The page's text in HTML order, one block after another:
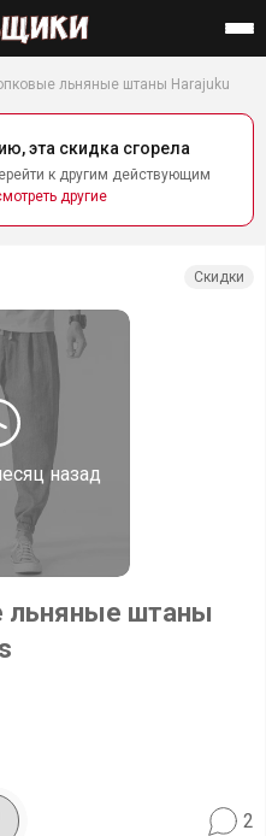
Найти
льняные штаны Harajuku
эта скидка сгорела
к другим действующим
другие
назад
Скидки
льняные штаны
2